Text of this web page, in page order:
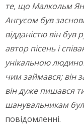
те, що Малкольм
Ангусом був
відданістю він був
автор пісень і
унікальною
чим займався; він
він дуже пишався
шанувальникам
повідомленні.